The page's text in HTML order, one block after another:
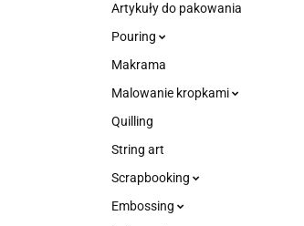
Artykuły do pakowania
Pouring
Makrama
Malowanie kropkami
Quilling
String art
Scrapbooking
Embossing